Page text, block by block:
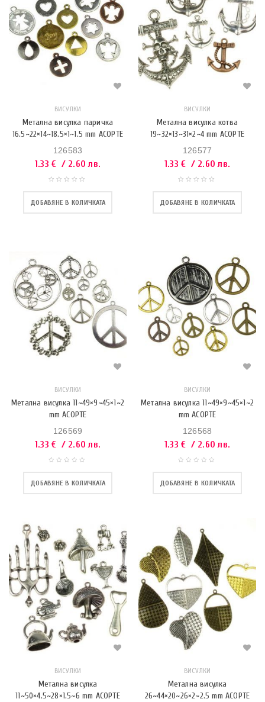
ВИСУЛКИ
Метална висулка паричка
16.5~22×14~18.5×1~1.5 mm АСОРТЕ
126583
1.33€ / 2.60 лв.
ДОБАВЯНЕ В КОЛИЧКАТА
ВИСУЛКИ
Метална висулка котва
19~32×13~31×2~4 mm АСОРТЕ
126577
1.33€ / 2.60 лв.
ДОБАВЯНЕ В КОЛИЧКАТА
ВИСУЛКИ
Метална висулка 11~49×9~45×1~2
mm АСОРТЕ
126569
1.33€ / 2.60 лв.
ДОБАВЯНЕ В КОЛИЧКАТА
ВИСУЛКИ
Метална висулка 11~49×9~45×1~2
mm АСОРТЕ
126568
1.33€ / 2.60 лв.
ДОБАВЯНЕ В КОЛИЧКАТА
ВИСУЛКИ
Метална висулка
11~50×4.5~28×1.5~6 mm АСОРТЕ
ВИСУЛКИ
Метална висулка
26~44×20~26×2~2.5 mm АСОРТЕ